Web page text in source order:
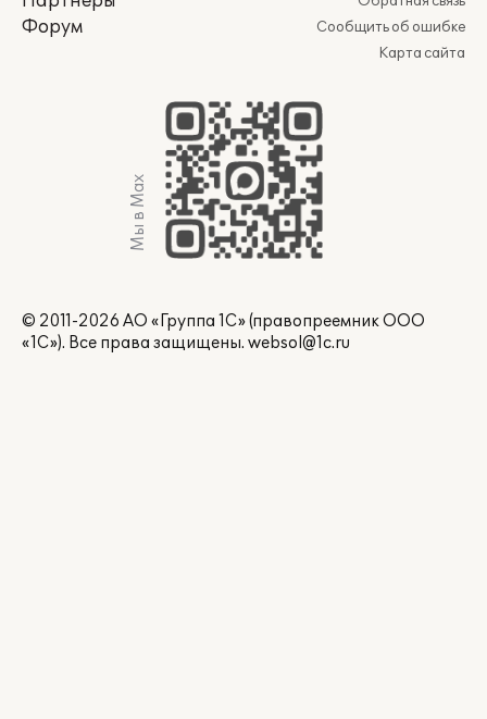
Форум
Сообщить об ошибке
Карта сайта
Мы в Max
© 2011-2026 АО «Группа 1С» (правопреемник ООО
«1С»). Все права защищены. websol@1c.ru